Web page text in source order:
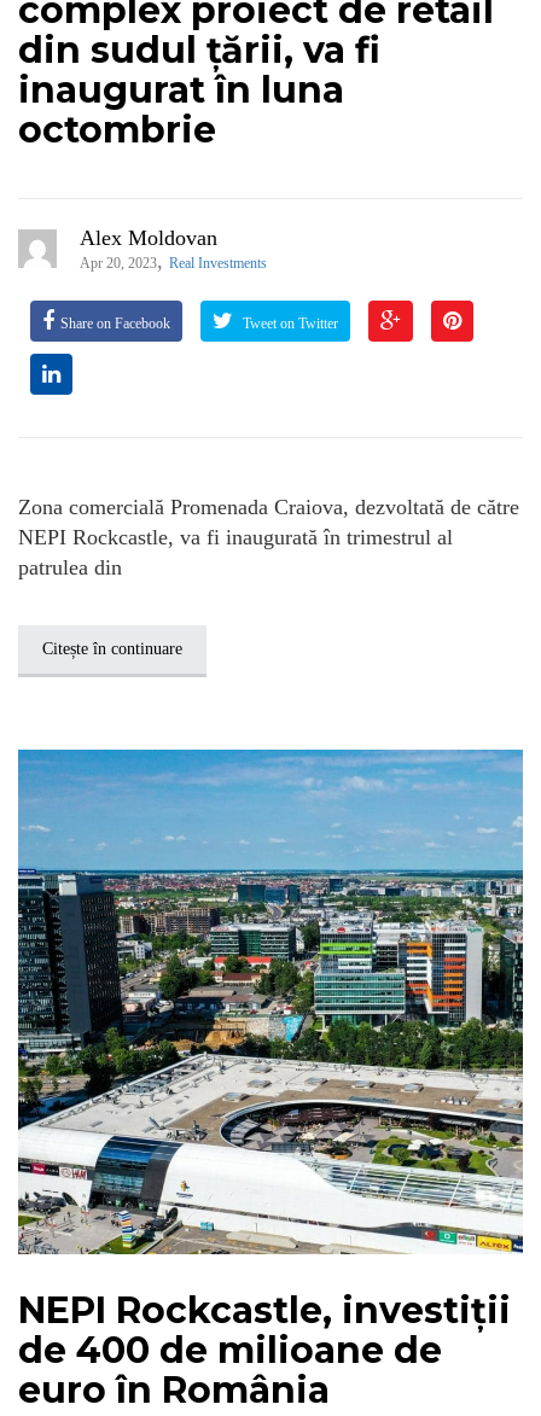
complex proiect de retail
din sudul țării, va fi
inaugurat în luna
octombrie
Alex Moldovan
Apr 20, 2023, Real Investments
Share on Facebook Tweet on Twitter
Zona comercială Promenada Craiova, dezvoltată de către
NEPI Rockcastle, va fi inaugurată în trimestrul al
patrulea din
Citește în continuare
NEPI Rockcastle, investiții
de 400 de milioane de
euro în România